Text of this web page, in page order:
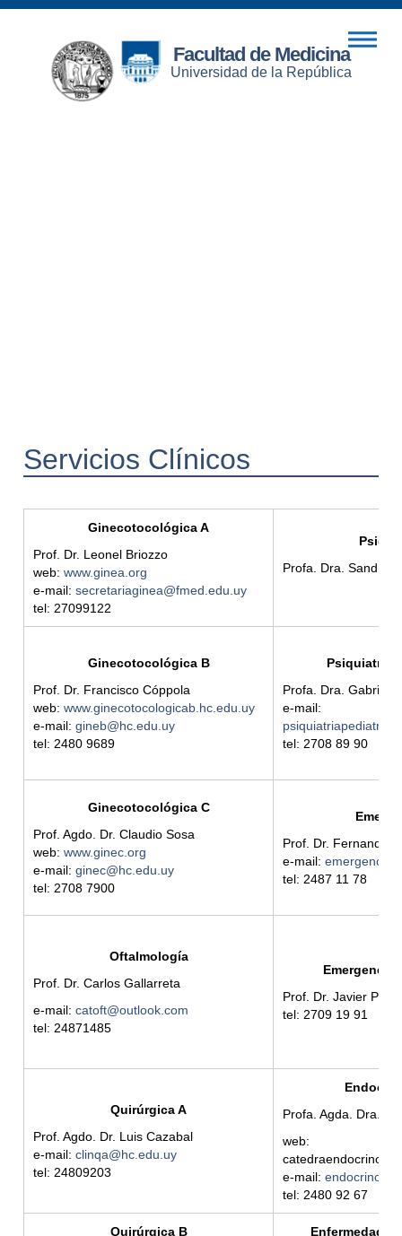
Facultad de Medicina
Universidad de la República
Servicios Clínicos
Ginecotocológica A
Prof. Dr. Leonel Briozzo
web:www.ginea.org
e-mail:secretariaginea@fmed.edu.uy
tel: 27099122
Profa. Dra. Sandra
Ginecotocológica B
Prof. Dr. Francisco Cóppola
web:www.ginecotocologicab.hc.edu.uy
e-mail:gineb@hc.edu.uy
tel: 2480 9689
Psiquiatría
Profa. Dra. Gabriela
e-mail:
tel: 2708 89 90
Ginecotocológica C
Prof. Agdo. Dr. Claudio Sosa
web:www.ginec.org
e-mail:ginec@hc.edu.uy
tel: 2708 7900
Prof. Dr. Fernando
e-mail:
tel: 2487 11 78
Oftalmología
Prof. Dr. Carlos Gallarreta
e-mail:catoft@outlook.com
tel: 24871485
Emergencia
Prof. Dr. Javier
tel: 2709 19 91
Quirúrgica A
Prof. Agdo. Dr. Luis Cazabal
e-mail:clinqa@hc.edu.uy
tel: 24809203
Profa. Agda. Dra.
web:
e-mail:
tel: 2480 92 67
Quirúrgica B